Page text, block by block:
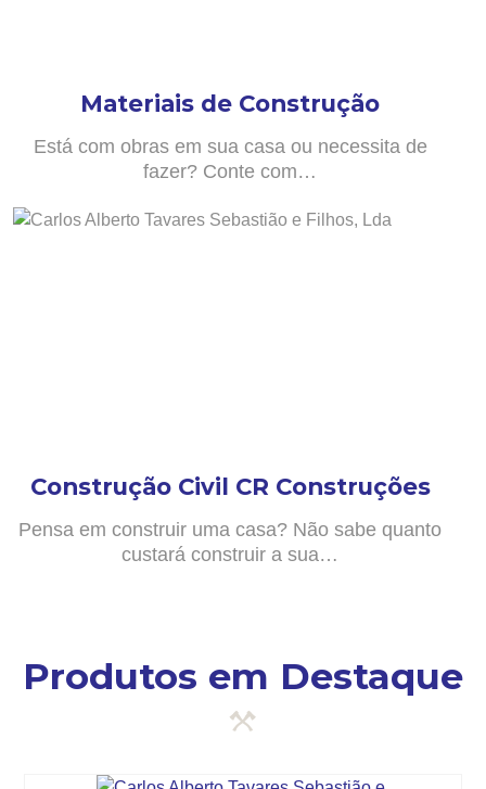
Materiais de Construção
Está com obras em sua casa ou necessita de
fazer? Conte com…
Construção Civil CR Construções
Pensa em construir uma casa? Não sabe quanto
custará construir a sua…
Produtos em Destaque